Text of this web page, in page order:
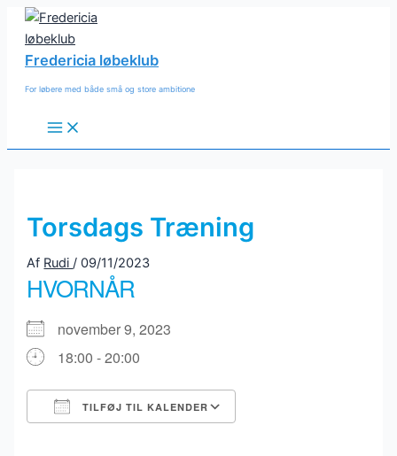
indholdet
Fredericia løbeklub
For løbere med både små og store ambitione
Main
Menu
Torsdags Træning
Af Rudi/09/11/2023
HVORNÅR
november 9, 2023
18:00 - 20:00
TILFØJ TIL KALENDER